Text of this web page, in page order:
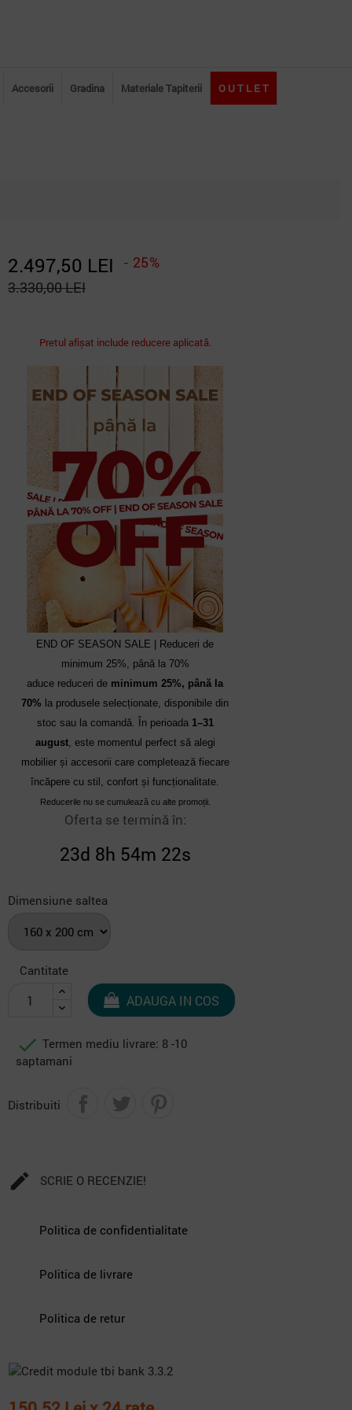
Accesorii Gradina Materiale Tapiterii O U T L E T
2.497,50 LEI
- 25%
3.330,00 LEI
Pretul afișat include reducere aplicată.
END OF SEASON SALE | Reduceri de
minimum 25%, până la 70%
aduce reduceri de minimum 25%, până la
70% la produsele selecționate, disponibile din
stoc sau la comandă. În perioada 1–31
august, este momentul perfect să alegi
mobilier și accesorii care completează fiecare
încăpere cu stil, confort și funcționalitate.
Reducerile nu se cumulează cu alte promoții.
Oferta se termină în:
23d 8h 54m 21s
Dimensiune saltea
Cantitate
ADAUGA IN COS
 Termen mediu livrare: 8 -10
saptamani
Distribuiti
 SCRIE O RECENZIE!
Politica de confidentialitate
Politica de livrare
Politica de retur